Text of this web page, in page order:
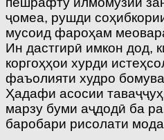
ҷомеа, рушди
мусоид фароҳам
Ин дастгирӣ имкон дод,
коргоҳҳои хурди
фаъолияти худро
Ҳадафи асосии
марзу буми аҷдодӣ ба
баробари рисолати